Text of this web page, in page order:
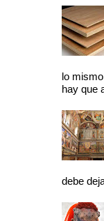
lo
hay que
debe